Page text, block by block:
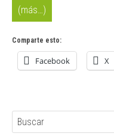
(más…)
Comparte esto:
Facebook X